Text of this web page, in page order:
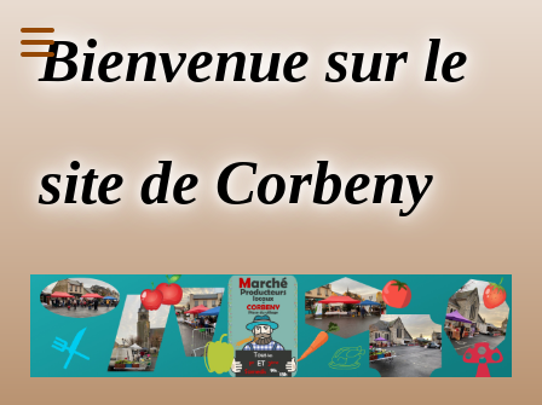
Bienvenue sur le
site de Corbeny